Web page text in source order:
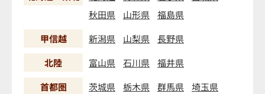
秋田県
山形県
福島県
甲信越
新潟県 山梨県
長野県
北陸
富山県 石川県
福井県
首都圏
茨城県 栃木県 群馬県
埼玉県